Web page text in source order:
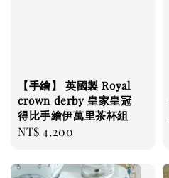
【手繪】 英國製 Royal
crown derby 皇家皇冠
得比手繪伊萬里茶杯組
Regular
NT$ 4,200